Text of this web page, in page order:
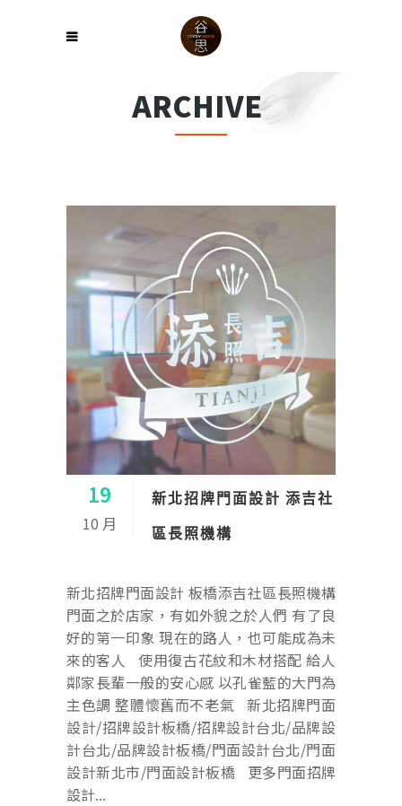
ARCHIVE
19
10 月
新北招牌門面設計 添吉社
區長照機構
新北招牌門面設計 板橋添吉社區長照機構
門面之於店家，有如外貌之於人們 有了良
好的第一印象 現在的路人，也可能成為未
來的客人 使用復古花紋和木材搭配 給人
鄰家長輩一般的安心感 以孔雀藍的大門為
主色調 整體懷舊而不老氣 新北招牌門面
設計/招牌設計板橋/招牌設計台北/品牌設
計台北/品牌設計板橋/門面設計台北/門面
設計新北市/門面設計板橋 更多門面招牌
設計...